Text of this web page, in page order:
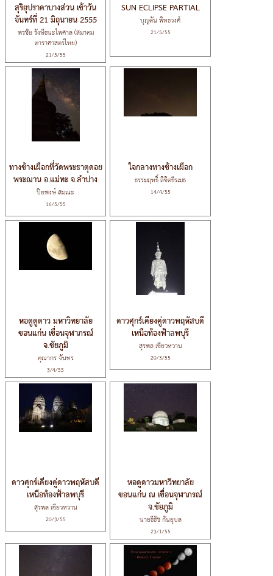
สุริยุปราคาบางส่วน เช้าวัน
จันทร์ที่ 21 มิถุนายน 2555‏
พรชัย รังษีธนะไพศาล (สมาคม
ดาราศาสตร์ไทย)
21/5/55
SUN ECLIPSE PARTIAL
บุญตัน พิทธวงศ์
21/5/55
ทางช้างเผือกที่วัดพระธาตุดอย
พระฌาน อ.แม่ทะ จ.ลำปาง
ปิยพงษ์ สมณะ
16/5/55
ใจกลางทางช้างเผือก
ธรรมฤทธิ์ ลิขิตธีรเมธ
14/4/55
หอดูดูดาว มหาวิทยาลัย
ขอนแก่น เขื่อนจุฬาภรณ์
จ.ชัยภูมิ
คุณากร จันทร
3/4/55
ดาวศุกร์เคียงคู่ดาวพฤหัสบดี
เหนือท้องฟ้าลพบุรี
สุรพล เขียวหวาน
20/3/55
ดาวศุกร์เคียงคู่ดาวพฤหัสบดี
เหนือท้องฟ้าลพบุรี
สุรพล เขียวหวาน
20/3/55
หอดูดาวมหาวิทยาลัย
ขอนแก่น ณ เขื่อนจุฬาภรณ์
จ.ชัยภูมิ
นายธีธัช กันยุบล
23/1/55